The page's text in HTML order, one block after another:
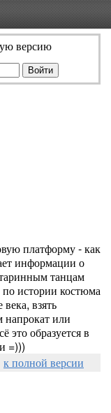
версию
платформу - как
информации о
танцам
истории костюма
взять
или
это образуется в
=)))
к полной версии